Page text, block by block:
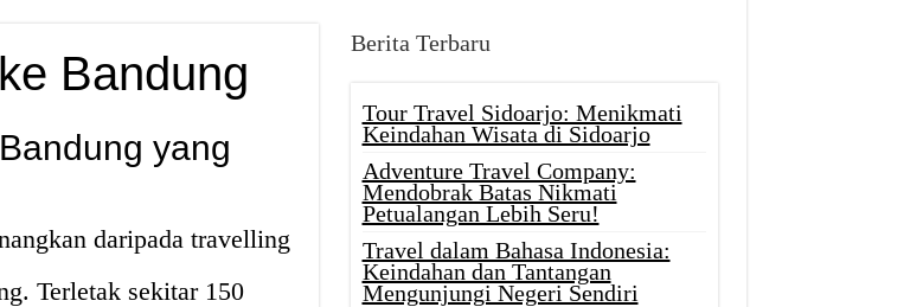
Bandung
yang
daripada travelling
Terletak sekitar 150
Berita Terbaru
Tour Travel Sidoarjo: Menikmati
Keindahan Wisata di Sidoarjo
Adventure Travel Company:
Mendobrak Batas Nikmati
Petualangan Lebih Seru!
Travel dalam Bahasa Indonesia:
Keindahan dan Tantangan
Mengunjungi Negeri Sendiri